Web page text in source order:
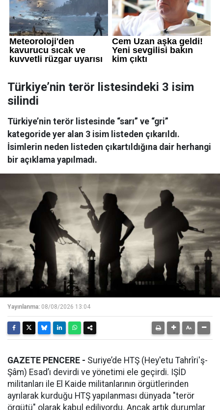
Türkiye’nin terör listesindeki 3 isim
silindi
Türkiye’nin terör listesinde “sarı” ve “gri”
kategoride yer alan 3 isim listeden çıkarıldı.
İsimlerin neden listeden çıkartıldığına dair herhangi
bir açıklama yapılmadı.
Yayınlanma: 08/08/2026 13:04
GAZETE PENCERE - Suriye’de HTŞ (Hey'etu Tahrîri'ş-
Şâm) Esad’ı devirdi ve yönetimi ele geçirdi. IŞİD
militanları ile El Kaide militanlarının örgütlerinden
ayrılarak kurduğu HTŞ yapılanması dünyada "terör
örgütü" olarak kabul ediliyordu. Ancak artık durumlar